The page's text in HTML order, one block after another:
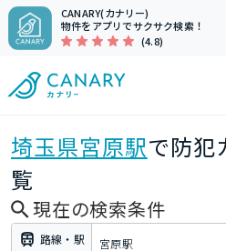
CANARY(カナリー)
物件をアプリでサクサク検索！
(4.8)
埼玉県宮原駅で防犯
覧
現在の検索条件
路線・駅 宮原駅